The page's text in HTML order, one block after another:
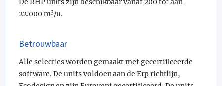
De RHP units zijn beschikbaar vanaf 200 tot aan
22.000 m3/u.
Betrouwbaar
Alle selecties worden gemaakt met gecertificeerde
software. De units voldoen aan de Erp richtlijn,